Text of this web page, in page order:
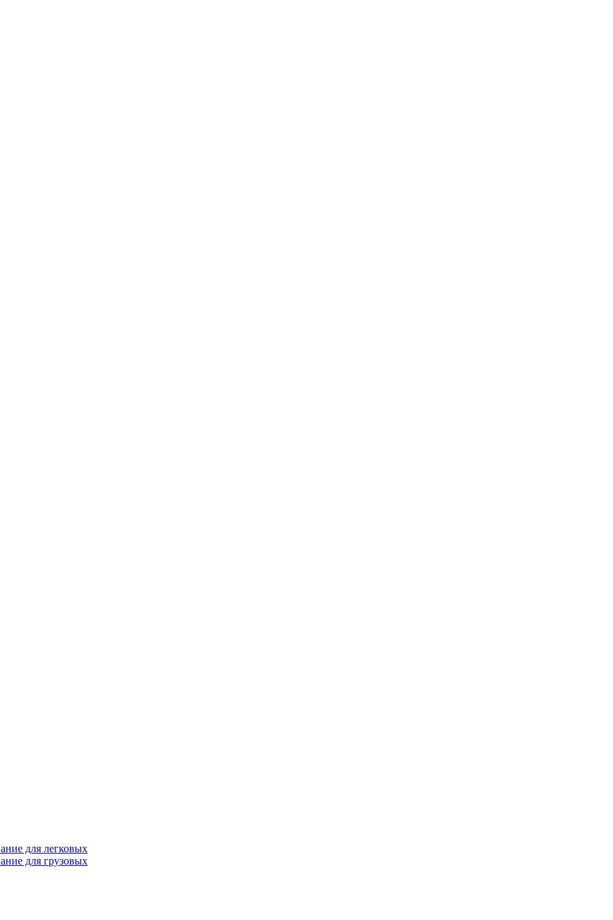
для легковых
для грузовых